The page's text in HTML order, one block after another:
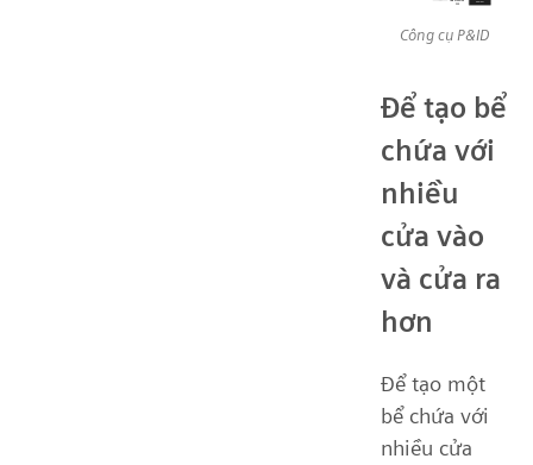
Công cụ P&ID
Để tạo bể
chứa với
nhiều
cửa vào
và cửa ra
hơn
Để tạo một
bể chứa với
nhiều cửa